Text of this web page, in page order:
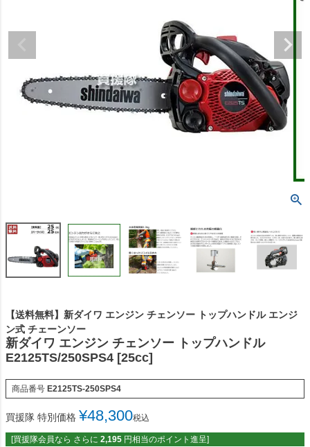
【送料無料】新ダイワ エンジン チェンソー トップハンドル エンジ
ン式 チェーンソー
新ダイワ エンジン チェンソー トップハンドル
E2125TS/250SPS4 [25cc]
商品番号 E2125TS-250SPS4
買援隊 特別価格 ¥48,300税込
[買援隊会員なら さらに 2,195 円相当のポイント進呈]